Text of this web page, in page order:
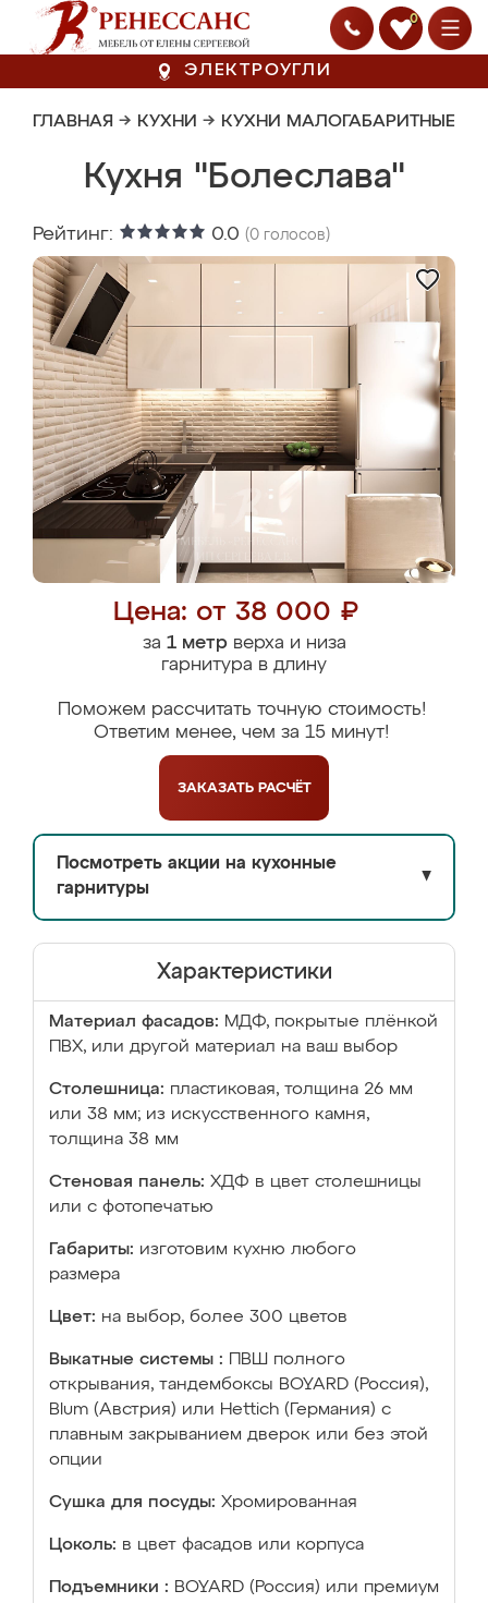
0
ЭЛЕКТРОУГЛИ
ГЛАВНАЯ → КУХНИ → КУХНИ МАЛОГАБАРИТНЫЕ
Кухня "Болеслава"
Рейтинг: 0.0 (0 голосов)
Цена: от 38 000 ₽
за 1 метрверха и низа
гарнитура в длину
Поможем рассчитать точную стоимость!
Ответим менее, чем за 15 минут!
ЗАКАЗАТЬ РАСЧЁТ
Посмотреть акции на кухонные
гарнитуры
▼
Характеристики
Материал фасадов: МДФ, покрытые плёнкой
ПВХ, или другой материал на ваш выбор
Столешница: пластиковая, толщина 26 мм
или 38 мм; из искусственного камня,
толщина 38 мм
Стеновая панель: ХДФ в цвет столешницы
или с фотопечатью
Габариты: изготовим кухню любого
размера
Цвет: на выбор, более 300 цветов
Выкатные системы :
ПВШ полного
открывания, тандембоксы BOYARD (Россия),
Blum (Австрия) или Hettich (Германия) с
плавным закрыванием дверок или без этой
опции
Сушка для посуды: Хромированная
Цоколь: в цвет фасадов или корпуса
Подъемники : BOYARD (Россия) или премиум